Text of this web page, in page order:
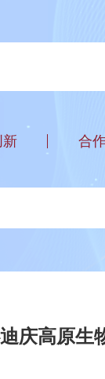
新 合
庆高原生